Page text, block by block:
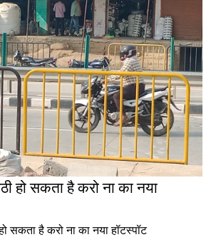
हो सकता है करो ना का नया
सकता है करो ना का नया हॉटस्पॉट